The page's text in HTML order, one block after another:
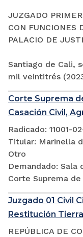
JUZGADO
CON FUNCIONES
PALACIO DE
Santiago de Cali,
mil veintitrés
Corte Suprema
Casación Civil,
Radicado: 11001-
Titular: Marinella
Otro
Demandado: Sala
Corte Suprema
Juzgado 01 Civil
Restitución
REPÚBLICA DE